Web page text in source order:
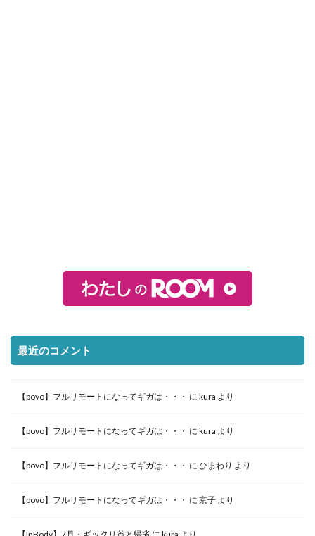
最近のコメント
【povo】フルリモートになってギガは・・・ に kura より
【povo】フルリモートになってギガは・・・ に kura より
【povo】フルリモートになってギガは・・・ に ひまわり より
【povo】フルリモートになってギガは・・・ に 京子 より